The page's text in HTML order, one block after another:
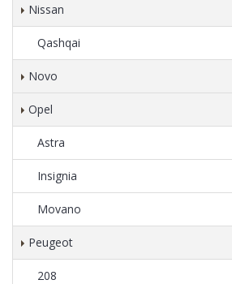
Nissan
Qashqai
Novo
Opel
Astra
Insignia
Movano
Peugeot
208